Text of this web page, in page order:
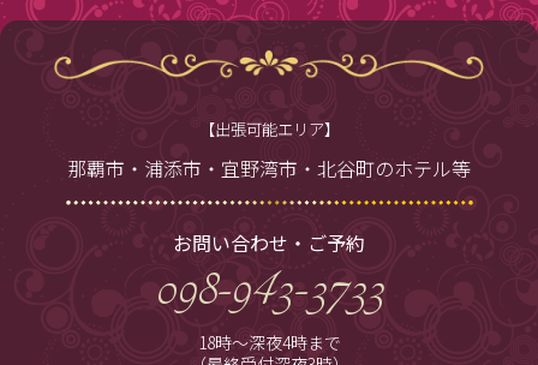
【出張可能エリア】
那覇市・浦添市・宜野湾市・北谷町のホテル等
お問い合わせ・ご予約
098-943-3733
18時～深夜4時まで